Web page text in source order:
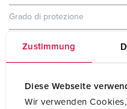
Zustimmung
Diese Webseite
Wir verwenden
Grado di protezione
Materiale